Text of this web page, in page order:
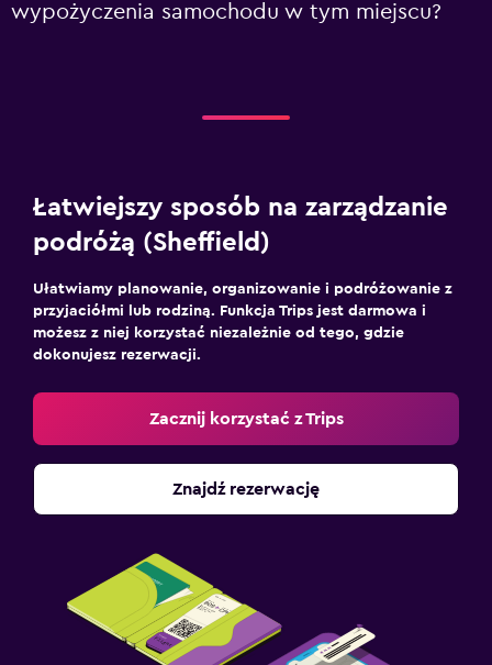
wypożyczenia samochodu w tym miejscu?
Łatwiejszy sposób na zarządzanie
podróżą (Sheffield)
Ułatwiamy planowanie, organizowanie i podróżowanie z
przyjaciółmi lub rodziną. Funkcja Trips jest darmowa i
możesz z niej korzystać niezależnie od tego, gdzie
dokonujesz rezerwacji.
Zacznij korzystać z Trips
Znajdź rezerwację